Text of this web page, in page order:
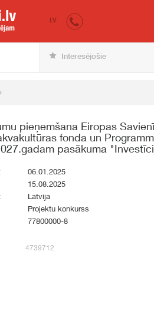
iepirkumi.lv
LV
Interesējošie
pieņemšana Eiropas
fonda un
pasākuma
06.01.2025
15.08.2025
Latvija
Projektu konkurss
77800000-8
4739712